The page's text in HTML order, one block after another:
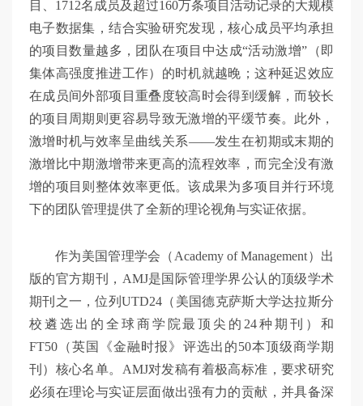
目、1712名成员及超过160万条项目活动记录的大规模
电子数据集，结合实验研究发现，核心成员平均承担
的项目数量越多，团队在项目中达成“活动激增”（即
集体高强度推进工作）的时机就越晚；这种延迟效应
在成员间外部项目重叠度较高时会得到缓解，而较长
的项目周期则更容易导致无激增的平缓节奏。此外，
激增时机与效率呈曲线关系——发生在初期或末期的
激增比中期激增带来更高的流程效率，而完全没有激
增的项目则整体效率更低。该成果为多项目并行环境
下的团队管理提供了全新的理论视角与实证依据。
作为美国管理学会（Academy of Management）出
版的官方期刊，AMJ是国际管理学界公认的顶级学术
期刊之一，位列UTD24（美国德克萨斯大学达拉斯分
校遴选出的全球商学院最顶尖的24种期刊）和
FT50（英国《金融时报》评选出的50本顶级商学期
刊）核心名单。AMJ对发稿有着极高标准，要求研究
必须在理论与实证层面做出强有力的贡献，并具备深